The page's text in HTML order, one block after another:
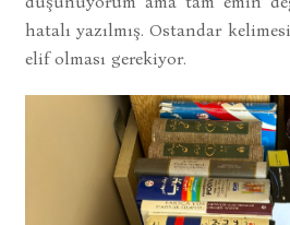
hatalı yazılmış. Ostandar
elif olması gerekiyor.